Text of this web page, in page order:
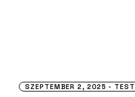
SZEPTEMBER 2, 2025 TEST